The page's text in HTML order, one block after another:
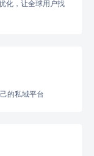
化，让全球用户找
的私域平台